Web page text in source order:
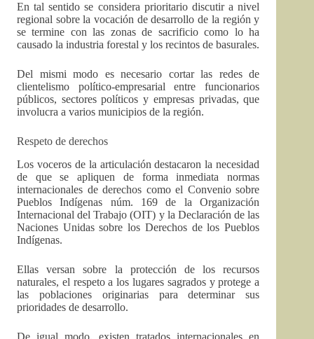
En tal sentido se considera prioritario discutir a nivel
regional sobre la vocación de desarrollo de la región y
se termine con las zonas de sacrificio como lo ha
causado la industria forestal y los recintos de basurales.
Del mismi modo es necesario cortar las redes de
clientelismo político-empresarial entre funcionarios
públicos, sectores políticos y empresas privadas, que
involucra a varios municipios de la región.
Respeto de derechos
Los voceros de la articulación destacaron la necesidad
de que se apliquen de forma inmediata normas
internacionales de derechos como el Convenio sobre
Pueblos Indígenas núm. 169 de la Organización
Internacional del Trabajo (OIT) y la Declaración de las
Naciones Unidas sobre los Derechos de los Pueblos
Indígenas.
Ellas versan sobre la protección de los recursos
naturales, el respeto a los lugares sagrados y protege a
las poblaciones originarias para determinar sus
prioridades de desarrollo.
De igual modo, existen tratados internacionales en